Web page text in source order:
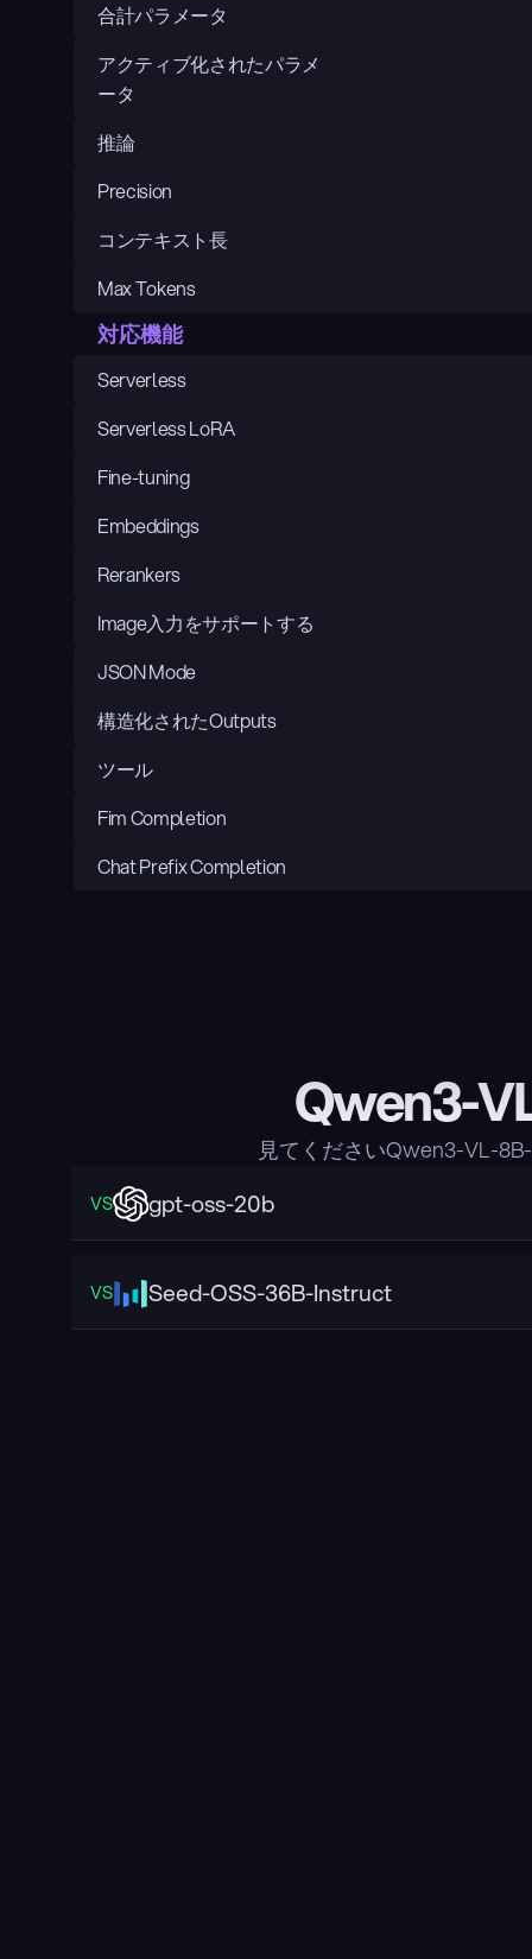
合計パラメータ
アクティブ化されたパラメ
ータ
推論
Precision
コンテキスト長
Max Tokens
対応機能
Serverless
Serverless LoRA
Fine-tuning
Embeddings
Rerankers
Image入力をサポートする
JSON Mode
構造化されたOutputs
ツール
Fim Completion
Chat Prefix Completion
Qwen3-
見てくださいQwen3-VL-
VS gpt-oss-20b
VS Seed-OSS-36B-Instruct